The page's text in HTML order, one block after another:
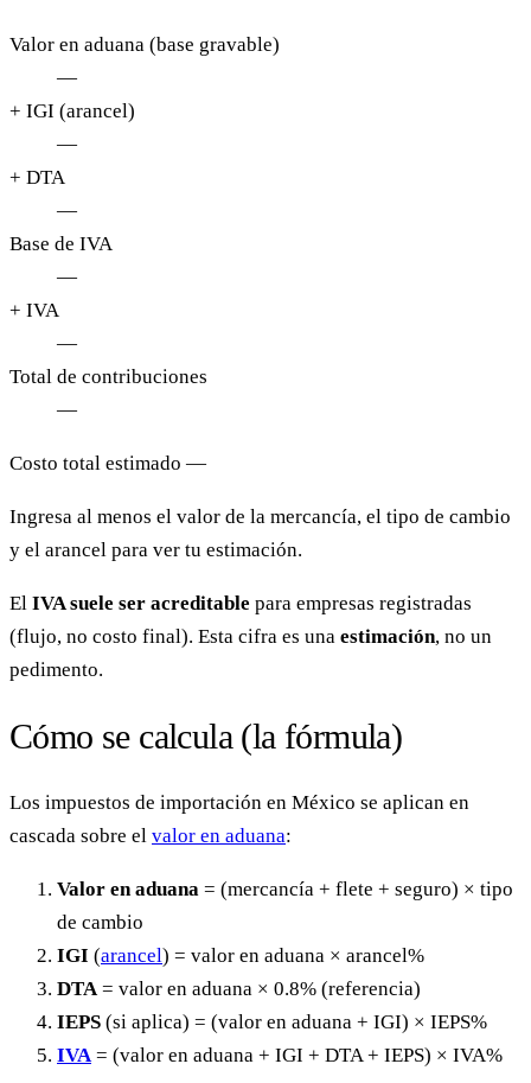
Valor en aduana (base gravable)
—
+ IGI (arancel)
—
+ DTA
—
Base de IVA
—
+ IVA
—
Total de contribuciones
—
Costo total estimado —
Ingresa al menos el valor de la mercancía, el tipo de cambio
y el arancel para ver tu estimación.
El IVA suele ser acreditable para empresas registradas
(flujo, no costo final). Esta cifra es una estimación, no un
pedimento.
Cómo se calcula (la fórmula)
Los impuestos de importación en México se aplican en
cascada sobre el valor en aduana:
Valor en aduana = (mercancía + flete + seguro) × tipo
de cambio
IGI (arancel) = valor en aduana × arancel%
DTA= valor en aduana × 0.8% (referencia)
IEPS (si aplica) = (valor en aduana + IGI) × IEPS%
IVA= (valor en aduana + IGI + DTA + IEPS) × IVA%